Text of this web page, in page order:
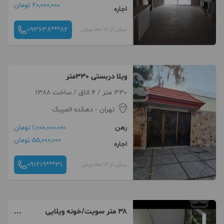
اجاره 20,000,000 تومان
بیش از 12 ماه پیش 093638***82
ویلا دربستی 330متر
330 متر / 4 اتاق / ساخت 1388
تهران - دهکده المپیک
رهن
1,000,000,000 تومان
اجاره
55,000,000 تومان
بیش از 12 ماه پیش 091219***31
۳۸ متر سویت/خونه ویلایی